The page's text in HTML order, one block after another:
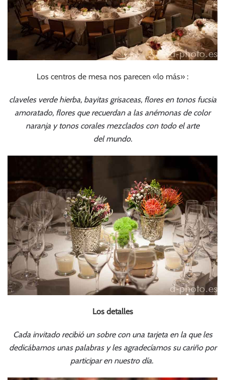
Los centros de mesa nos parecen «lo más» :
claveles verde hierba, bayitas grisaceas, flores en tonos fucsia
amoratado, flores que recuerdan a las anémonas de color
naranja y tonos corales mezclados con todo el arte
del mundo.
Los detalles
Cada invitado recibió un sobre con una tarjeta en la que les
dedicábamos unas palabras y les agradecíamos su cariño por
participar en nuestro día.